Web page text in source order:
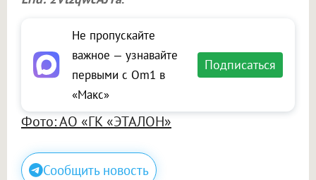
Не пропускайте
важное — узнавайте
первыми с Om1 в
«Макс»
Подписаться
Фото: АО «ГК «ЭТАЛОН»
Сообщить новость